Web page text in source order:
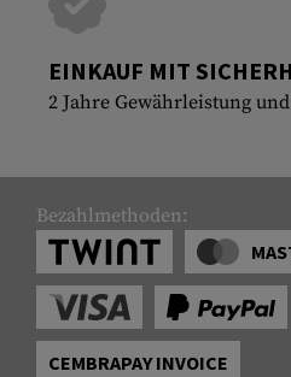
EINKAUF MIT
2 Jahre Gewährleistung
Bezahlmethoden:
CEMBRAPAY INVOICE